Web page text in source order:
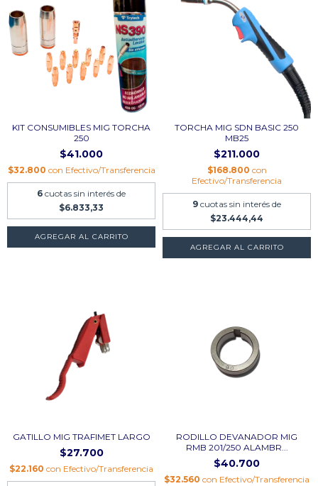
KIT CONSUMIBLES MIG TORCHA
250
$41.000
$32.800 con Efectivo/Transferencia
6 cuotas sin interés de
$6.833,33
AGREGAR AL CARRITO
TORCHA MIG SDN BASIC 250
MB25
$211.000
$168.800 con
Efectivo/Transferencia
9 cuotas sin interés de
$23.444,44
AGREGAR AL CARRITO
GATILLO MIG TRAFIMET LARGO
$27.700
$22.160 con Efectivo/Transferencia
RODILLO DEVANADOR MIG
RMB 201/250 ALAMBR...
$40.700
$32.560 con Efectivo/Transferencia